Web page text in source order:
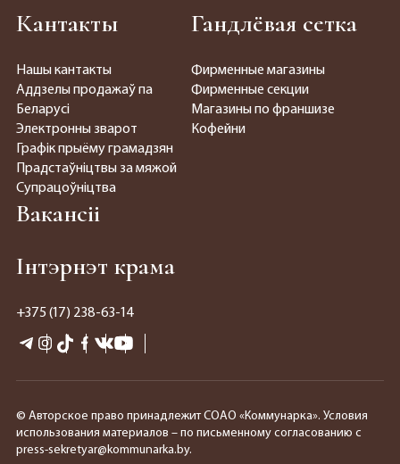
Кантакты
Нашы кантакты
Аддзелы продажаў па
Беларусі
Электронны зварот
Графік прыёму грамадзян
Прадстаўніцтвы за мяжой
Супрацоўніцтва
Гандлёвая сетка
Фирменные магазины
Фирменные секции
Магазины по франшизе
Кофейни
Вакансіі
Інтэрнэт крама
+375 (17) 238-63-14
© Авторское право принадлежит СОАО «Коммунарка». Условия
использования материалов – по письменному согласованию с
press-sekretyar@kommunarka.by.